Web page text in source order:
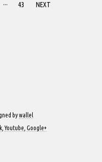
··· 43 NEXT
bywallel
,Youtube Google+